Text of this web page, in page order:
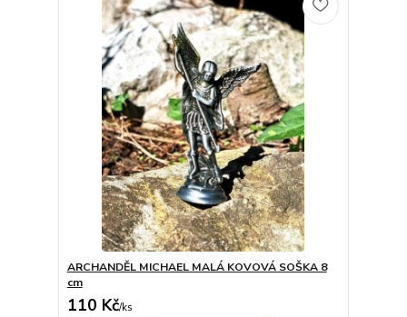
ARCHANDĚL MICHAEL MALÁ KOVOVÁ SOŠKA 8
cm
110 Kč/ks